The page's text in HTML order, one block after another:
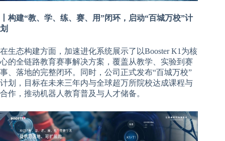
丨构建“教、学、练、赛、用”闭环，启动“百城万校”计
划
在生态构建方面，加速进化系统展示了以Booster K1为核
心的全链路教育赛事解决方案，覆盖从教学、实验到赛
事、落地的完整闭环。同时，公司正式发布“百城万校”
计划，目标在未来三年内与全球超万所院校达成课程与
合作，推动机器人教育普及与人才储备。